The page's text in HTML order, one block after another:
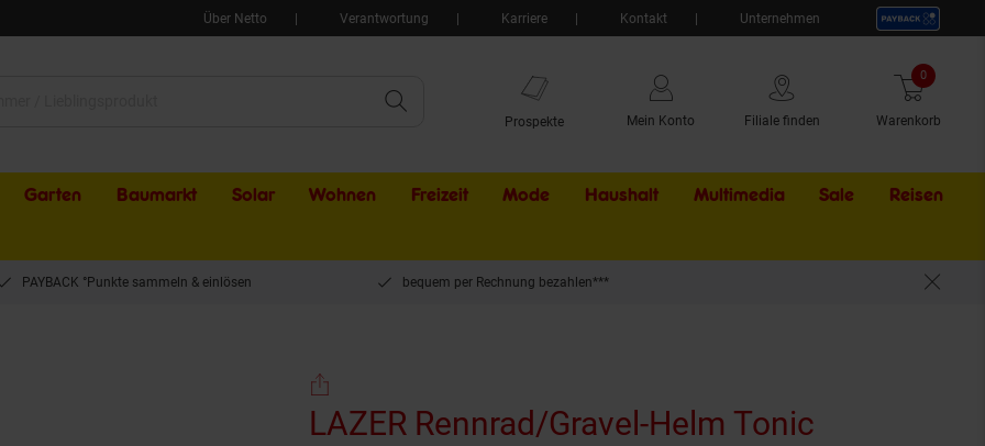
Über Netto Verantwortung Karriere Kontakt Unternehmen
Prospekte Mein Konto Filiale finden Warenkorb
0 Artikel
Garten Baumarkt Solar Wohnen Freizeit Mode Haushalt Multimedia Sale Externer
Reisen
PAYBACK °Punkte sammeln & einlösen bequem per Rechnung bezahlen***
LAZER Rennrad/Gravel-Helm Tonic